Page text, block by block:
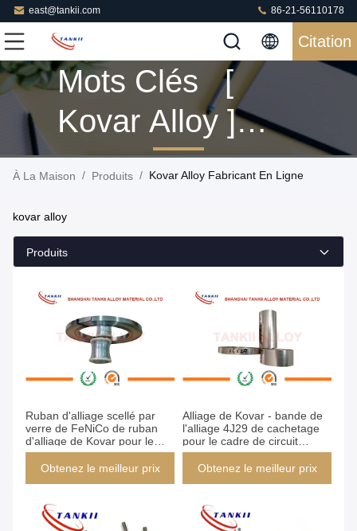
east@tankii.com 86-21-56110178
Citation
Mots Clés [
Kovar Alloy ]
Correspondance
À La Maison / Produits / Kovar Alloy Fabricant En Ligne
kovar alloy
Produits
Ruban d'alliage scellé par
verre de FeNiCo de ruban
d'alliage de Kovar pour le
matériel de scellage de
structure
Obtenez le meilleur prix
Alliage de Kovar - bande de
l'alliage 4J29 de cachetage
pour le cadre de circuit
intégré
Obtenez le meilleur prix